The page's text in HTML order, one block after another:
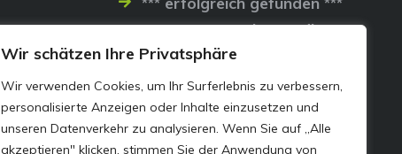
Wir schätzen Ihre Privatsphäre
Wir verwenden Cookies, um Ihr Surferlebnis zu verbessern,
personalisierte Anzeigen oder Inhalte einzusetzen und
unseren Datenverkehr zu analysieren. Wenn Sie auf „Alle
akzeptieren" klicken, stimmen Sie der Anwendung von
Lass uns gemeinsam die
Straßen erobern…